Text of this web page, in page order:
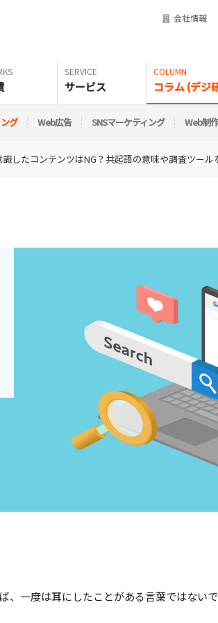
会社情報
サービス コラム (デジ
グ Web広告 SNSマーケティング Web制作
したコンテンツはNG？共起語の意味や調査ツール
、一度は耳にしたことがある言葉ではない